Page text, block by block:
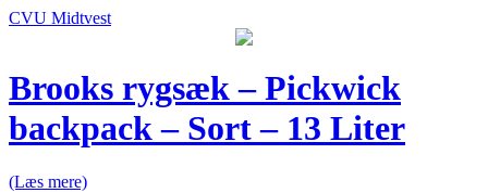
CVU Midtvest
Brooks rygsæk – Pickwick
backpack – Sort – 13 Liter
(Læs mere)